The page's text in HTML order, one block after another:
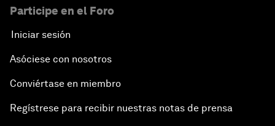
Participe en el Foro
Iniciar sesión
Asóciese con nosotros
Conviértase en miembro
Regístrese para recibir nuestras notas de prensa